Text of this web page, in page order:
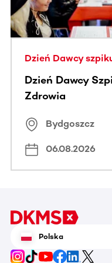
Dzień Dawcy
Dzień Dawcy
Zdrowia
Bydgoszcz
06.08.2026
Polska